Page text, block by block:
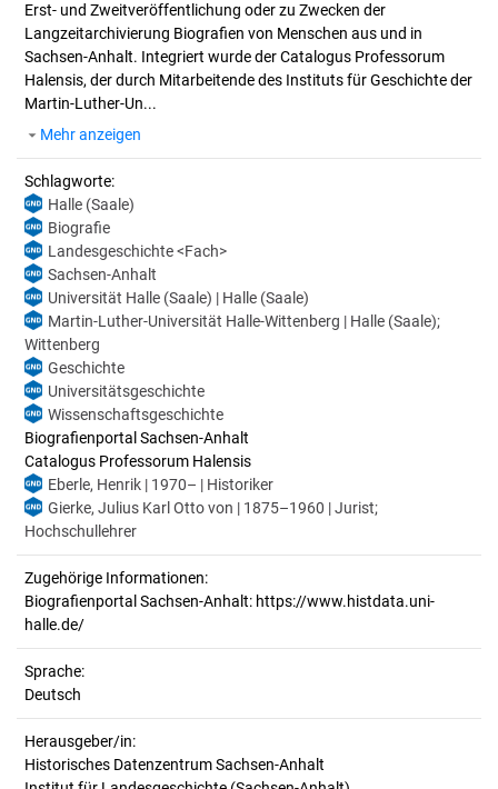
Erst- und Zweitveröffentlichung oder zu Zwecken der
Langzeitarchivierung Biografien von Menschen aus und in
Sachsen-Anhalt. Integriert wurde der Catalogus Professorum
Halensis, der durch Mitarbeitende des Instituts für Geschichte der
Martin-Luther-Un...
Mehr anzeigen
Schlagworte:
Halle (Saale)
Biografie
Landesgeschichte <Fach>
Sachsen-Anhalt
Universität Halle (Saale) | Halle (Saale)
Martin-Luther-Universität Halle-Wittenberg | Halle (Saale);
Wittenberg
Geschichte
Universitätsgeschichte
Wissenschaftsgeschichte
Biografienportal Sachsen-Anhalt
Catalogus Professorum Halensis
Eberle, Henrik | 1970– | Historiker
Gierke, Julius Karl Otto von | 1875–1960 | Jurist;
Hochschullehrer
Zugehörige Informationen:
Biografienportal Sachsen-Anhalt: https://www.histdata.uni-
halle.de/
Sprache:
Deutsch
Herausgeber/in:
Historisches Datenzentrum Sachsen-Anhalt